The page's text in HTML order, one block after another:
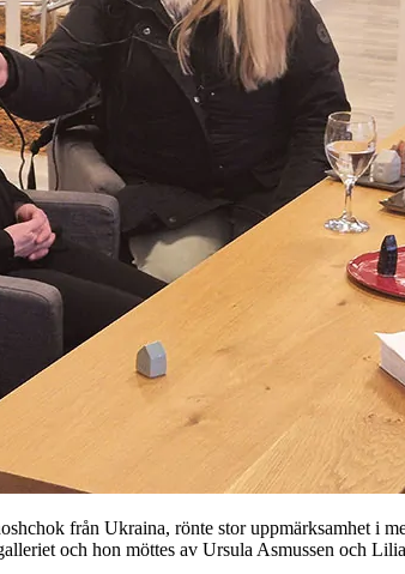
från Ukraina, rönte stor uppmärksamhet i
och hon möttes av Ursula Asmussen och